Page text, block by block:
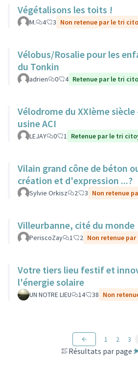
Végétalisons les toits !
M. 4 3 Non retenue par le tri
Vélobus/Rosalie pour les
du Tonkin
adrien 0 4 Retenue par le tri
Vélodrome du XXIème
usine ACI
LEJAY 0 1 Retenue par le tri
Vilain grand cône de béton
création et d'expression ...?
Sylvie Orkisz 2 3 Non retenue
Villeurbanne, cité du monde
PeriscoZay 1 2 Non retenue
Votre tiers lieu festif et
l'énergie solaire
UN NOTRE LIEU 14 38 Non
Résultats par page :
1 2 3